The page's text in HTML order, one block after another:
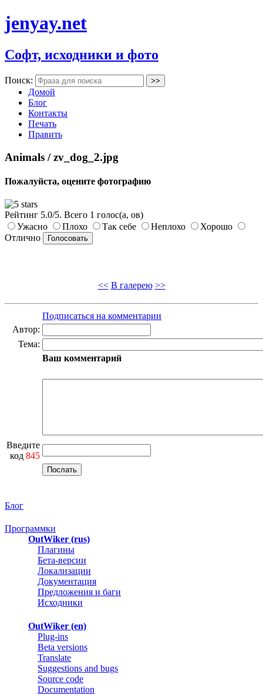
jenyay.net
Софт, исходники и фото
Поиск:
Домой
Блог
Контакты
Печать
Править
Animals / zv_dog_2.jpg
Пожалуйста, оцените фотографию
Рейтинг 5.0/5. Всего 1 голос(а, ов)
Ужасно
Плохо Так себе Неплохо
Хорошо
Отлично
<< В галерею >>
Подписаться на комментарии
Автор:
Тема:
Ваш комментарий
Введите
код 845
Блог
Программки
OutWiker (rus)
Плагины
Бета-версии
Локализации
Документация
Предложения и баги
Исходники
OutWiker (en)
Plug-ins
Beta versions
Translate
Suggestions and bugs
Source code
Documentation